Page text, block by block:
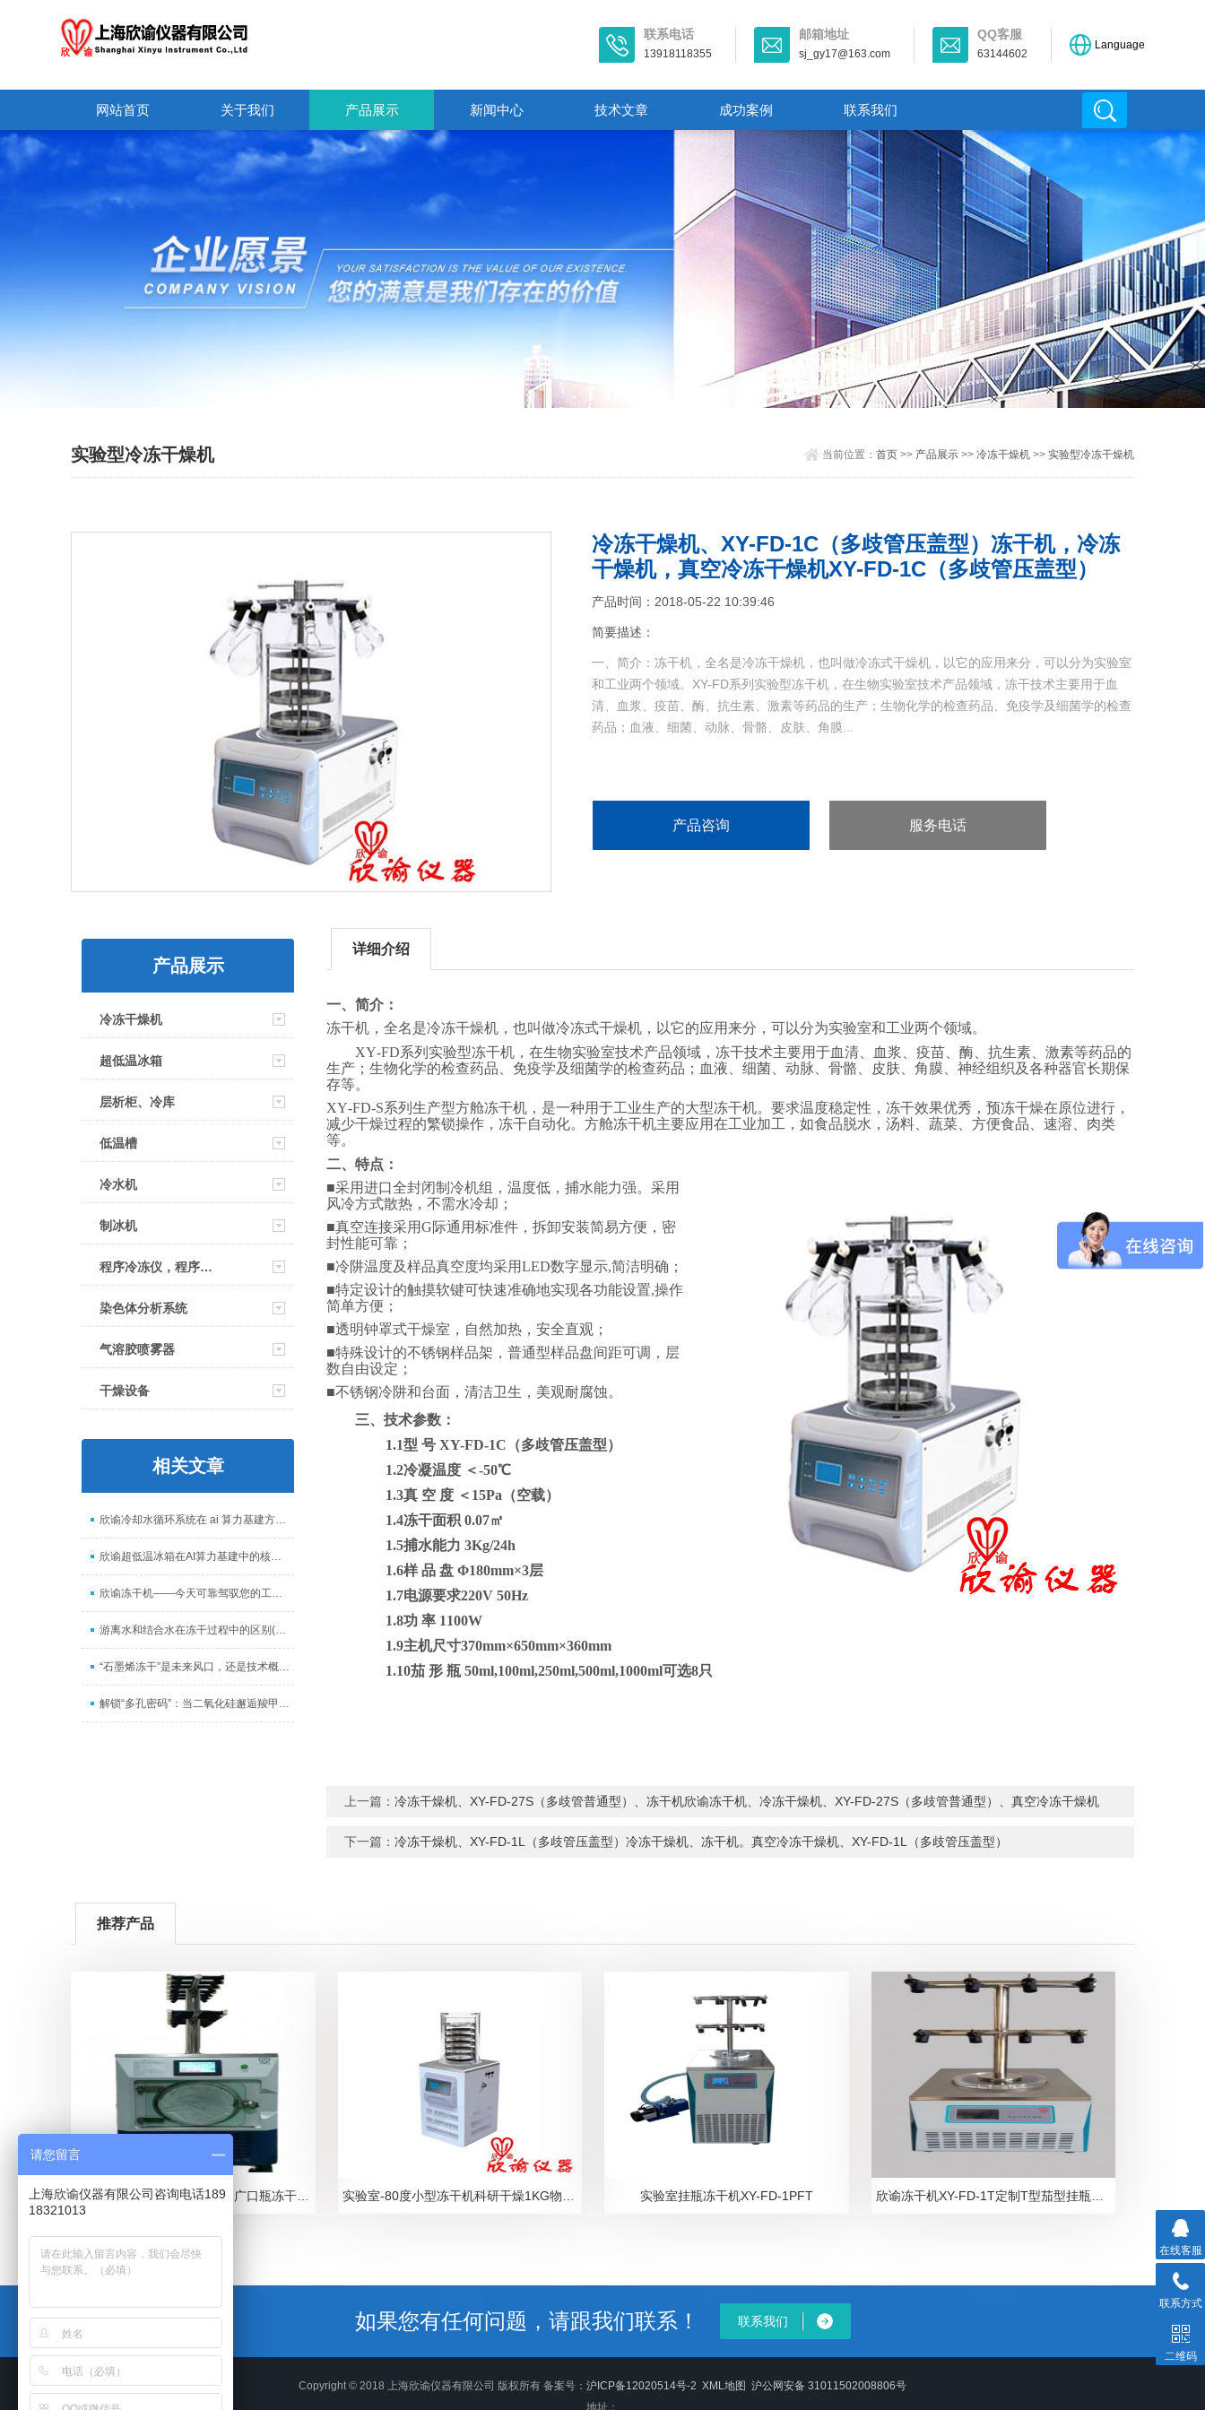
联系电话
13918118355
邮箱地址
sj_gy17@163.com
QQ客服
63144602
Language
网站首页 关于我们 产品展示 新闻中心 技术文章 成功案例 联系我们
实验型冷冻干燥机 当前位置： 首页>> 产品展示>> 冷冻干燥机>> 实验型冷冻干燥机
冷冻干燥机、XY-FD-1C（多歧管压盖型）冻干机，冷冻
干燥机，真空冷冻干燥机XY-FD-1C（多歧管压盖型）
产品时间：2018-05-22 10:39:46
简要描述：
一、简介：冻干机，全名是冷冻干燥机，也叫做冷冻式干燥机，以它的应用来分，可以分为实验室
和工业两个领域。XY-FD系列实验型冻干机，在生物实验室技术产品领域，冻干技术主要用于血
清、血浆、疫苗、酶、抗生素、激素等药品的生产；生物化学的检查药品、免疫学及细菌学的检查
药品；血液、细菌、动脉、骨骼、皮肤、角膜...
产品咨询 服务电话
产品展示
冷冻干燥机
超低温冰箱
层析柜、冷库
低温槽
冷水机
制冰机
程序冷冻仪，程序降温仪
染色体分析系统
气溶胶喷雾器
干燥设备
相关文章
欣谕冷却水循环系统在 ai 算力基建方面起到什么作用
欣谕超低温冰箱在AI算力基建中的核心作用
欣谕冻干机——今天可靠驾驭您的工艺，明天从容接入AI未来
游离水和结合水在冻干过程中的区别(升华干燥和解析干燥）
“石墨烯冻干”是未来风口，还是技术概念？深度拆解其价值锚点
解锁“多孔密码”：当二氧化硅邂逅羧甲基纤维素钠，一场冻干艺术如何织就纳米“海绵梦”
详细介绍
一、简介：
冻干机，全名是冷冻干燥机，也叫做冷冻式干燥机，以它的应用来分，可以分为实验室和工业两个领域。
XY-FD系列 实验型冻干机， 在生物实验室技术产品领域，冻干技术主要用于血清、血浆、疫苗、酶、抗生素、激素等药品的
生产；生物化学的检查药品、免疫学及细菌学的检查药品；血液、细菌、动脉、骨骼、皮肤、角膜、神经组织及各种器官长期保
存等。
XY-FD-S系列生产型方舱冻干机，是一种用于工业生产的大型冻干机。要求温度稳定性，冻干效果优秀，预冻干燥在原位进行，
减少干燥过程的繁锁操作，冻干自动化。方舱冻干机主要应用在工业加工，如食品脱水，汤料、蔬菜、方便食品、速溶、肉类
等。
二、 特点：
■采用进口全封闭制冷机组，温度低，捕水能力强。采用
风冷方式散热，不需水冷却 ；
■真空连接采用G际通用标准件，拆卸安装简易方便，密
封性能可靠 ；
■冷阱温度及样品真空度均采用LED数字显示,简洁明确 ；
■特定设计的触摸软键可快速准确地实现各功能设置,操作
简单方便 ；
■透明钟罩式干燥室，自然加热，安全直观；
■特殊设计的不锈钢样品架，普通型样品盘间距可调，层
数自由设定 ；
■不锈钢冷阱和台面，清洁卫生，美观耐腐蚀。
三、 技术参数：
1.1型 号 XY-FD-1C （多歧管压盖型）
1.2冷凝温度 ＜-50℃
1.3真 空 度 ＜ 15Pa （空载）
1.4冻干面积0.07㎡
1.5捕水能力 3Kg/24h
1.6样 品 盘 Φ180mm×3层
1.7电源要求220V 50Hz
1.8功 率1100W
1.9主机尺寸370mm×650mm×360mm
1.10茄 形 瓶50ml,100ml,250ml,500ml,1000ml可选8只
上一篇： 冷冻干燥机、XY-FD-27S（多歧管普通型）、冻干机欣谕冻干机、冷冻干燥机、XY-FD-27S（多歧管普通型）、真空冷冻干燥机
下一篇： 冷冻干燥机、XY-FD-1L（多歧管压盖型）冷冻干燥机、冻干机。真空冷冻干燥机、XY-FD-1L（多歧管压盖型）
推荐产品
实验室挂瓶冻干机XY-FD-1PFT
如果您有任何问题，请跟我们联系！ 联系我们
Copyright © 2018 上海欣谕仪器有限公司 版权所有 备案号： 沪ICP备12020514号-2 XML地图 沪公网安备 31011502008806号
地址：
在线客服
联系方式
二维码
请您留言
上海欣谕仪器有限公司咨询电话189
18321013